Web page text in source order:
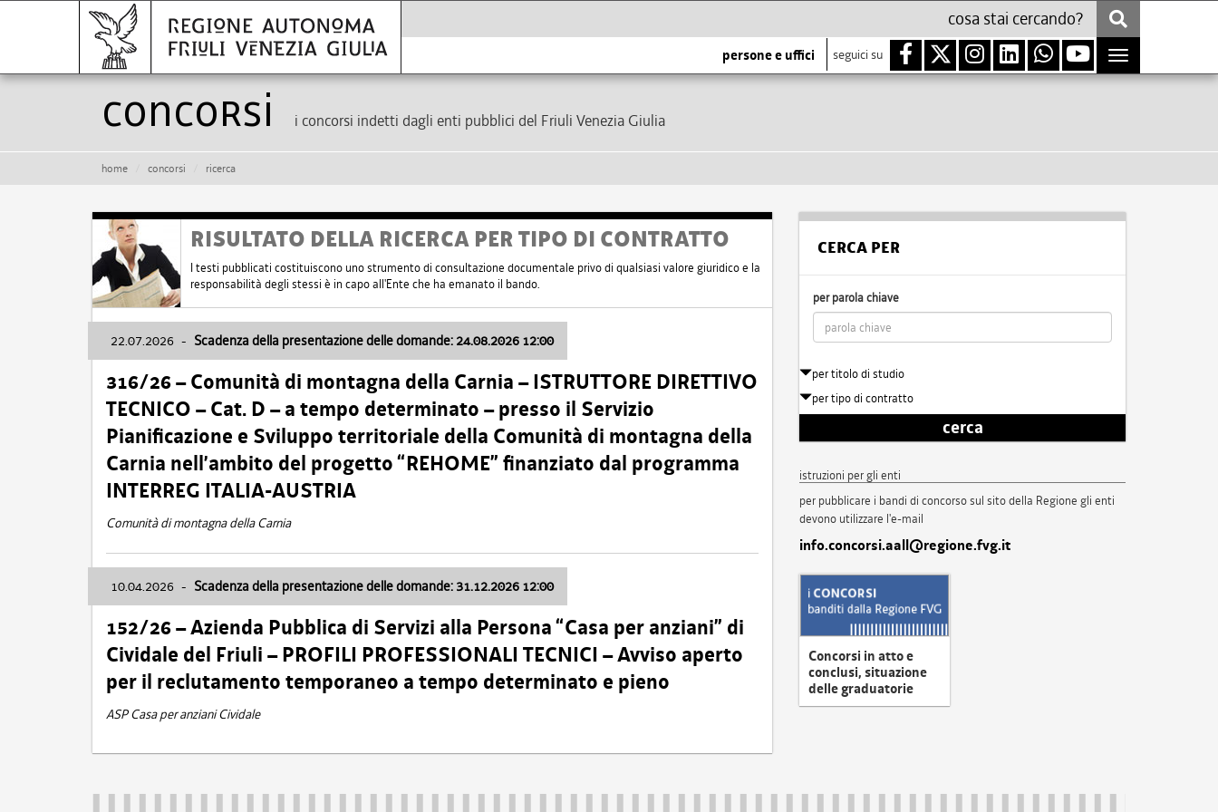
persone e uffici seguici su
Toggle
navigation
Concorsi i concorsi indetti dagli enti pubblici del Friuli Venezia Giulia
home concorsi ricerca
RISULTATO DELLA RICERCA PER TIPO DI CONTRATTO
I testi pubblicati costituiscono uno strumento di consultazione documentale privo di qualsiasi valore giuridico e la
responsabilità degli stessi è in capo all'Ente che ha emanato il bando.
22.07.2026 - Scadenza della presentazione delle domande: 24.08.2026 12:00
316/26 – Comunità di montagna della Carnia – ISTRUTTORE DIRETTIVO
TECNICO – Cat. D – a tempo determinato – presso il Servizio
Pianificazione e Sviluppo territoriale della Comunità di montagna della
Carnia nell’ambito del progetto “REHOME” finanziato dal programma
INTERREG ITALIA-AUSTRIA
Comunità di montagna della Carnia
10.04.2026 - Scadenza della presentazione delle domande: 31.12.2026 12:00
152/26 – Azienda Pubblica di Servizi alla Persona “Casa per anziani” di
Cividale del Friuli – PROFILI PROFESSIONALI TECNICI – Avviso aperto
per il reclutamento temporaneo a tempo determinato e pieno
ASP Casa per anziani Cividale
CERCA PER
per parola chiave
per titolo di studio
per tipo di contratto
cerca
istruzioni per gli enti
per pubblicare i bandi di concorso sul sito della Regione gli enti
devono utilizzare l'e-mail
info.concorsi.aall@regione.fvg.it
Concorsi in atto e
conclusi, situazione
delle graduatorie